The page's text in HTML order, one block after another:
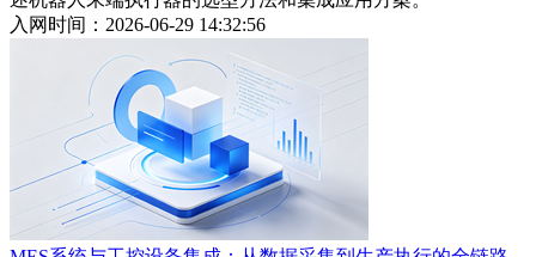
入网时间：2026-06-29 14:32:56